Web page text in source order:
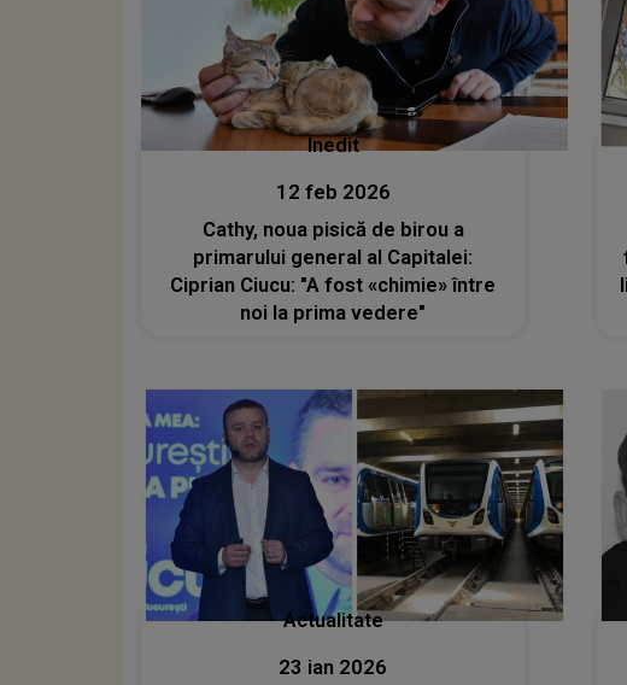
Inedit
12 feb 2026
Cathy, noua pisică de birou a
primarului general al Capitalei:
Ciprian Ciucu: "A fost «chimie» între
noi la prima vedere"
Actualitate
23 ian 2026